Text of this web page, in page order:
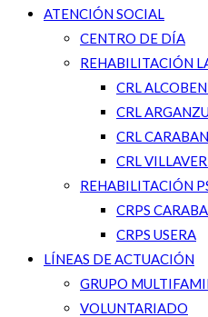
ATENCIÓN SOCIAL
CENTRO DE DÍA
REHABILITACIÓN
CRL
CRL
CRL
CRL
REHABILITACIÓN
CRPS
CRPS USERA
LÍNEAS DE ACTUACIÓN
GRUPO
VOLUNTARIADO